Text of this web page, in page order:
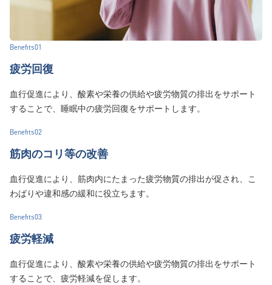
Benefits01
疲労回復
血行促進により、酸素や栄養の供給や疲労物質の排出をサポート
することで、睡眠中の疲労回復をサポートします。
Benefits02
筋肉のコリ等の改善
血行促進により、筋肉内にたまった疲労物質の排出が促され、こ
わばりや違和感の緩和に役立ちます。
Benefits03
疲労軽減
血行促進により、酸素や栄養の供給や疲労物質の排出をサポート
することで、疲労軽減を促します。